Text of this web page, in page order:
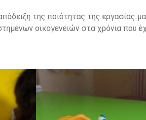
της ποιότητας της εργασίας
οικογενειών στα χρόνια που